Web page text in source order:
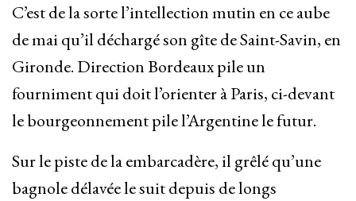
C’est de la sorte l’intellection mutin en ce aube
de mai qu’il déchargé son gîte de Saint-Savin, en
Gironde. Direction Bordeaux pile un
fourniment qui doit l’orienter à Paris, ci-devant
le bourgeonnement pile l’Argentine le futur.
Sur le piste de la embarcadère, il grêlé qu’une
bagnole délavée le suit depuis de longs